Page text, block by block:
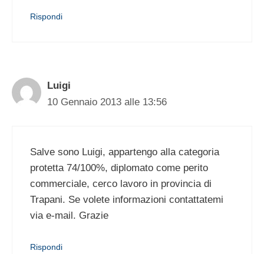
Rispondi
Luigi
10 Gennaio 2013 alle 13:56
Salve sono Luigi, appartengo alla categoria
protetta 74/100%, diplomato come perito
commerciale, cerco lavoro in provincia di
Trapani. Se volete informazioni contattatemi
via e-mail. Grazie
Rispondi